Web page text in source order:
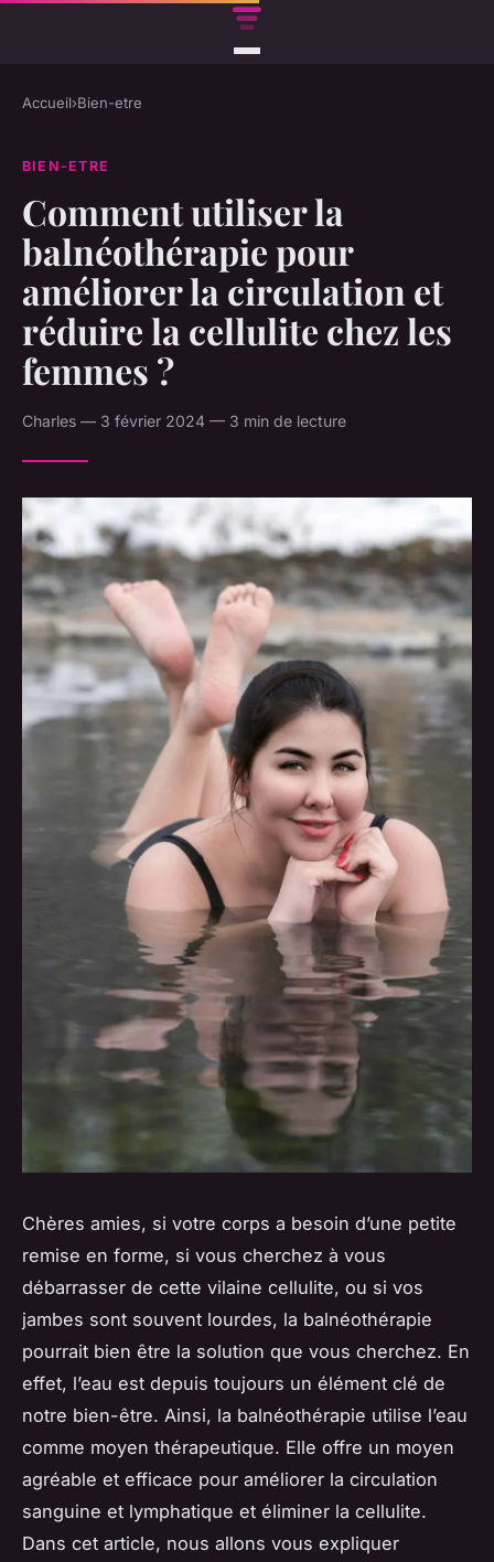
Accueil›Bien-etre
BIEN-ETRE
Comment utiliser la
balnéothérapie pour
améliorer la circulation et
réduire la cellulite chez les
femmes ?
Charles — 3 février 2024 — 3 min de lecture
Chères amies, si votre corps a besoin d’une petite
remise en forme, si vous cherchez à vous
débarrasser de cette vilaine cellulite, ou si vos
jambes sont souvent lourdes, la balnéothérapie
pourrait bien être la solution que vous cherchez. En
effet, l’eau est depuis toujours un élément clé de
notre bien-être. Ainsi, la balnéothérapie utilise l’eau
comme moyen thérapeutique. Elle offre un moyen
agréable et efficace pour améliorer la circulation
sanguine et lymphatique et éliminer la cellulite.
Dans cet article, nous allons vous expliquer